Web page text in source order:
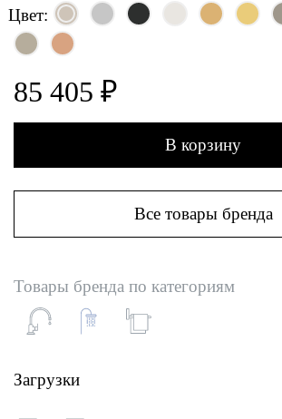
Цвет:
85 405 ₽
В корзину
Все товары бренда
Товары бренда по категориям
Загрузки